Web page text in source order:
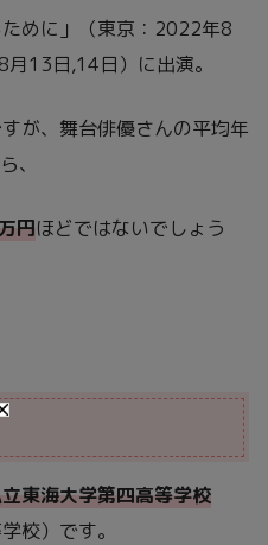
めに」（東京：2022年8
13日,14日）に出演。
が、舞台俳優さんの平均年
、
円ほどではないでしょう
東海大学第四高等学校
校）です。